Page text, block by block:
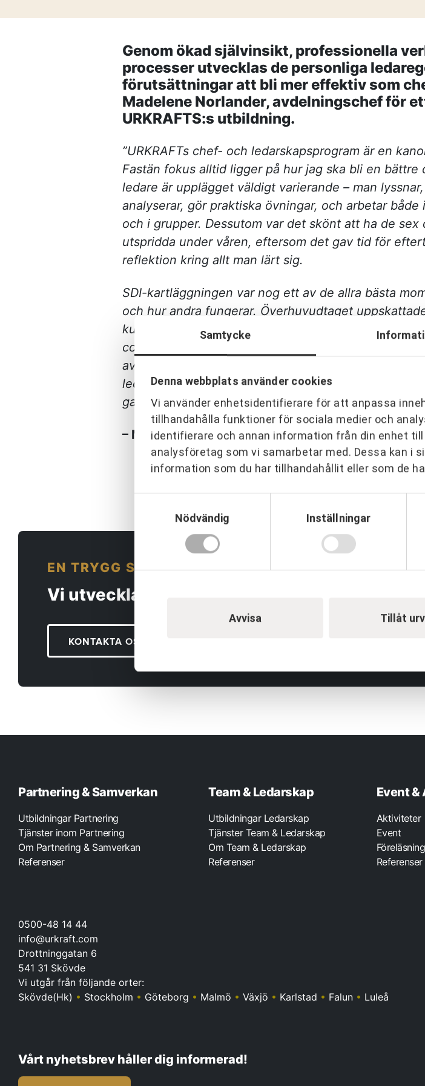
Samtycke
Denna webbplats använder cookies
Vi använder enhetsidentifierare för att anpassa
tillhandahålla funktioner för sociala medier och
identifierare och annan information från din enhet
analysföretag som vi samarbetar med. Dessa kan i
information som du har tillhandahållit eller som de
Nödvändig
Inställningar
Avvisa Tillåt
Frågor och svar
Referenser
Våra kunder
Om oss
Genom ökad självinsikt, professionella
processer utvecklas de personliga
förutsättningar att bli mer effektiv som
Madelene Norlander, avdelningschef för
URKRAFTS:s utbildning.
”URKRAFTs chef- och ledarskapsprogram är en
Fastän fokus alltid ligger på hur jag ska bli en bättre
ledare är upplägget väldigt varierande – man
analyserar, gör praktiska övningar, och arbetar
och i grupper. Dessutom var det skönt att ha de sex
utspridda under våren, eftersom det gav tid för
reflektion kring allt man lärt sig.
SDI-kartläggningen var nog ett av de allra bästa
och hur andra fungerar. Överhuvudtaget
kursen, man fick med sig många praktiska verktyg
coachningen var ett annat oerhört givande moment
av att utbilda människor och organisationer. Jag kan
ledarskapsprogram till såväl nuvarande som
gammal och ung.”
– Madelene Norlander, Gläntan
EN TRYGG SAMARBETSPARTNER
Vi utvecklar människor och organisationer
KONTAKTA OSS
Partnering & Samverkan
Utbildningar Partnering
Tjänster inom Partnering
Om Partnering & Samverkan
Referenser
Team & Ledarskap
Utbildningar Ledarskap
Tjänster Team & Ledarskap
Om Team & Ledarskap
Referenser
Event
Aktiviteter
Event
Referenser
0500-48 14 44
info@urkraft.com
Drottninggatan 6
541 31 Skövde
Vi utgår från följande orter:
Skövde(Hk) • Stockholm • Göteborg • Malmö • Växjö • Karlstad • Falun • Luleå
Vårt nyhetsbrev håller dig informerad!